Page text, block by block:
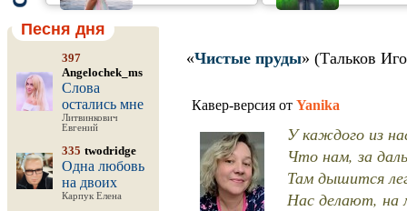
Песня дня
397
Angelochek_ms
Слова
остались мне
Литвинкович
Евгений
335 twodridge
Одна любовь
на двоих
Карпук Елена
«Чистые пруды» (Тальков
Кавер-версия от Yanika
У каждого из
Что нам, за
Там дышится
Нас делают, на